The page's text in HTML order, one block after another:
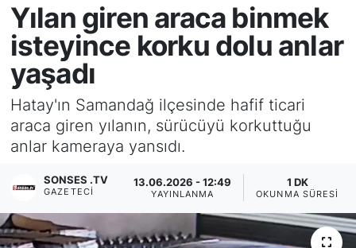
Yılan giren araca binmek
isteyince korku dolu anlar
yaşadı
Hatay'ın Samandağ ilçesinde hafif ticari
araca giren yılanın, sürücüyü korkuttuğu
anlar kameraya yansıdı.
SONSES .TV
GAZETECI
13.06.2026 - 12:49
YAYINLANMA
1 DK
OKUNMA SÜRESI
SPOR
GÜNÜN MANŞETİ
DÜNYA
KÜLTÜR - SANAT
MAGAZİN
SAĞLIK
Mersin Namaz Vakitleri
Mersin Trafik Yoğunluk Haritası
Süper Lig Puan Durumu ve Fikstür
Tüm Manşetler
Son Dakika Haberleri
Haber Arşivi